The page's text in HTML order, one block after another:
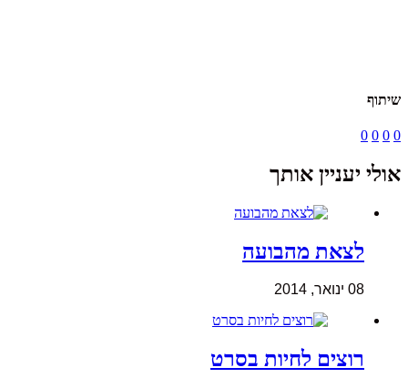
שיתוף
0
0
0
0
אולי יעניין אותך
לצאת מהבועה
08 ינואר, 2014
רוצים לחיות בסרט